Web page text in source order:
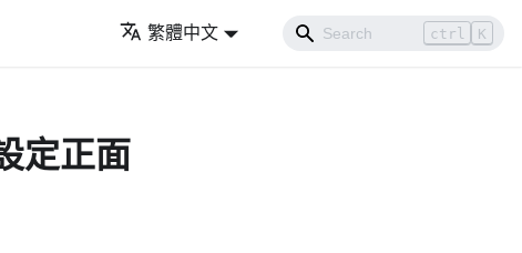
繁體中文 ctrl K
定正面